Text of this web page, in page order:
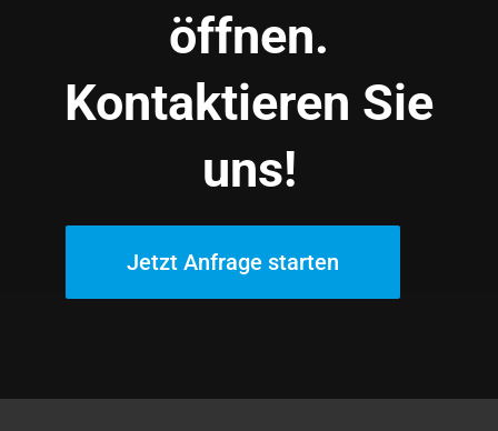
öffnen.
Kontaktieren Sie
uns!
Jetzt Anfrage starten